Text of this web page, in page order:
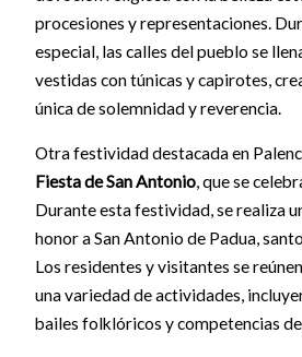
procesiones y representaciones.
especial, las calles del pueblo se
vestidas con túnicas y capirotes,
única de solemnidad y reverencia.
Otra festividad destacada en
Fiesta de San Antonio, que se
Durante esta festividad, se realiza
honor a San Antonio de Padua,
Los residentes y visitantes se
una variedad de actividades,
bailes folklóricos y competencias